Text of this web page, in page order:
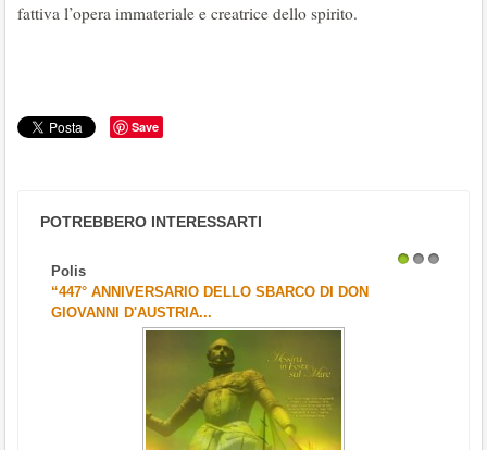
fattiva l’opera immateriale e creatrice dello spirito.
Save
POTREBBERO INTERESSARTI
Polis
“447° ANNIVERSARIO DELLO SBARCO DI DON
GIOVANNI D'AUSTRIA...